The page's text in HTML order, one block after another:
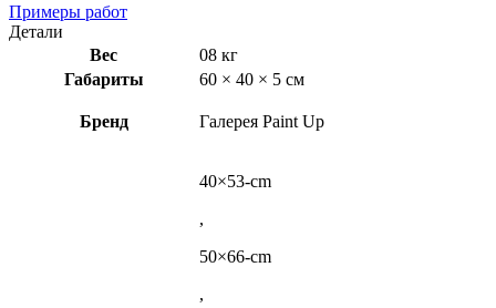
Примеры работ
Детали
Вес
08 кг
Габариты
60 × 40 × 5 см
Бренд Галерея Paint Up
40×53-cm
,
50×66-cm
,